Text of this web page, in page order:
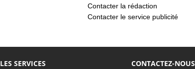
Contacter la rédaction
Contacter le service publicité
LES SERVICES CONTACTEZ-NOUS